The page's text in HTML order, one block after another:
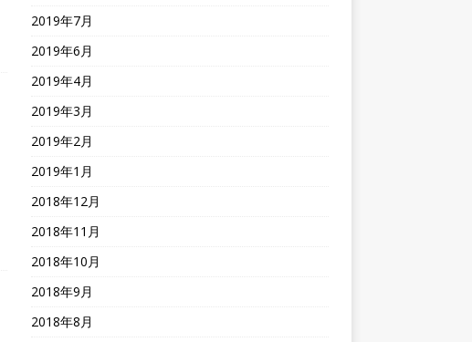
2019年7月
2019年6月
2019年4月
2019年3月
2019年2月
2019年1月
2018年12月
2018年11月
2018年10月
2018年9月
2018年8月